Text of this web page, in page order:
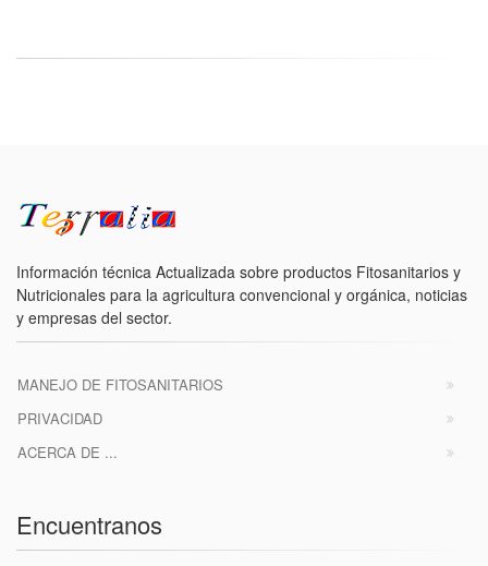
Información técnica Actualizada sobre productos Fitosanitarios y
Nutricionales para la agricultura convencional y orgánica, noticias
y empresas del sector.
MANEJO DE FITOSANITARIOS
PRIVACIDAD
ACERCA DE ...
Encuentranos